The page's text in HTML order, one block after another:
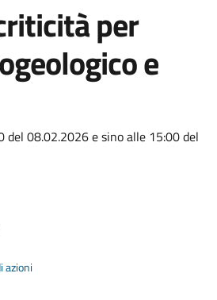
per
e
notizia
del 08.02.2026 e sino alle 15:00 del
azioni